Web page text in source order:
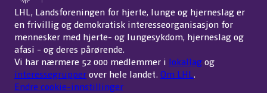
LHL, Landsforeningen for hjerte, lunge og hjerneslag er
en frivillig og demokratisk interesseorganisasjon for
mennesker med hjerte- og lungesykdom, hjerneslag og
afasi - og deres pårørende.
Vi har nærmere 52 000 medlemmer i lokallagog
interessegrupperover hele landet. Om LHL.
Endre cookie-innstillinger